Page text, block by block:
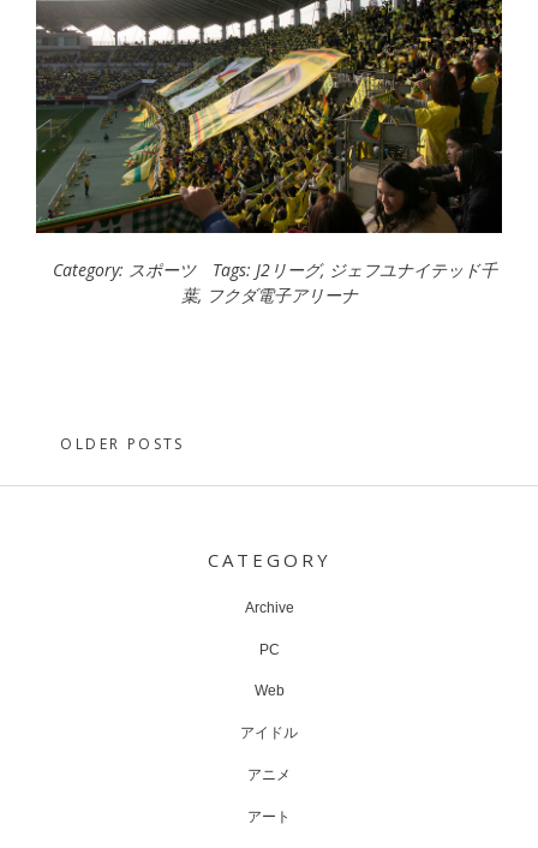
Category: スポーツ Tags: J2リーグ, ジェフユナイテッド千
葉, フクダ電子アリーナ
Posts
navigation
OLDER POSTS
CATEGORY
Archive
PC
Web
アイドル
アニメ
アート